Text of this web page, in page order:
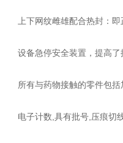
上下网纹雌雄配合热封：
设备急停安全装置，提高了
所有与药物接触的零件包括
电子计数,具有批号,压痕切